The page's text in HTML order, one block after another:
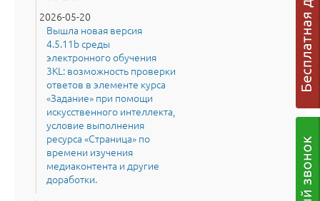
2026-05-20
Вышла новая версия
4.5.11b среды
электронного обучения
3KL: возможность проверки
ответов в элементе курса
«Задание» при помощи
искусственного интеллекта,
условие выполнения
ресурса «Страница» по
времени изучения
медиаконтента и другие
доработки.